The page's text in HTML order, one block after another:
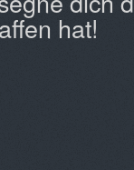
hat!